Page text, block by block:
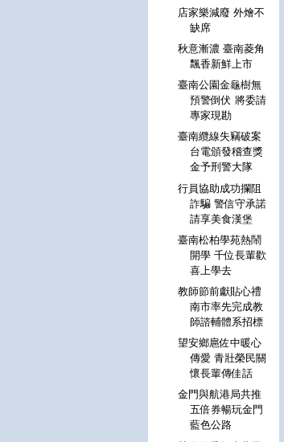
店家樂減廢 外燴不
缺席
秋意漸濃 臺南菱角
飄香新鮮上市
臺南公園金龜樹無
預警倒伏 將委請
專家現勘
臺南纜線失竊破案
台電頒發稽查獎
金予刑警大隊
行員協助成功攔阻
詐騙 警信守承諾
請享美食漢堡
臺南松柏學苑熱鬧
開學 千位長輩歡
喜上學去
教師節前獻貼心禮
南市率先完成教
師諮輔體系招標
望安鄉扈佐中暖心
傳愛 青壯榮民關
懷長輩傳佳話
金門與航港局共推
五倍券暢玩金門
藍色公路